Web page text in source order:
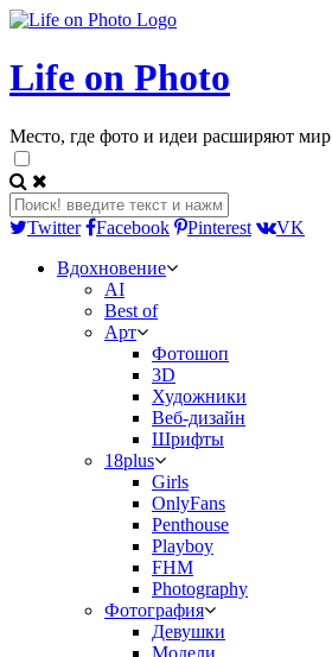
Life on Photo
Место, где фото и идеи расширяют мир
Twitter Facebook Pinterest
VK
Вдохновение
AI
Best of
Арт
Фотошоп
3D
Художники
Веб-дизайн
Шрифты
18plus
Girls
OnlyFans
Penthouse
Playboy
FHM
Photography
Фотография
Девушки
Модели